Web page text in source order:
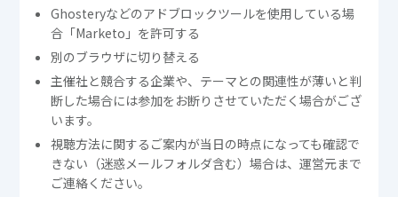
Ghosteryなどのアドブロックツールを使用している場
合「Marketo」を許可する
別のブラウザに切り替える
主催社と競合する企業や、テーマとの関連性が薄いと判
断した場合には参加をお断りさせていただく場合がござ
います。
視聴方法に関するご案内が当日の時点になっても確認で
きない（迷惑メールフォルダ含む）場合は、運営元まで
ご連絡ください。